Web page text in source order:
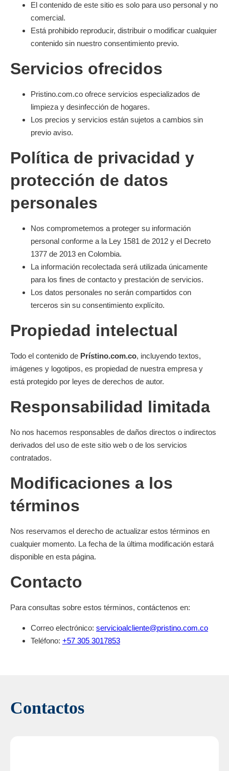
El contenido de este sitio es solo para uso personal y no
comercial.
Está prohibido reproducir, distribuir o modificar cualquier
contenido sin nuestro consentimiento previo.
Servicios ofrecidos
Pristino.com.co ofrece servicios especializados de
limpieza y desinfección de hogares.
Los precios y servicios están sujetos a cambios sin
previo aviso.
Política de privacidad y
protección de datos
personales
Nos comprometemos a proteger su información
personal conforme a la Ley 1581 de 2012 y el Decreto
1377 de 2013 en Colombia.
La información recolectada será utilizada únicamente
para los fines de contacto y prestación de servicios.
Los datos personales no serán compartidos con
terceros sin su consentimiento explícito.
Propiedad intelectual
Todo el contenido de Prístino.com.co, incluyendo textos,
imágenes y logotipos, es propiedad de nuestra empresa y
está protegido por leyes de derechos de autor.
Responsabilidad limitada
No nos hacemos responsables de daños directos o indirectos
derivados del uso de este sitio web o de los servicios
contratados.
Modificaciones a los
términos
Nos reservamos el derecho de actualizar estos términos en
cualquier momento. La fecha de la última modificación estará
disponible en esta página.
Contacto
Para consultas sobre estos términos, contáctenos en:
Correo electrónico: servicioalcliente@pristino.com.co
Teléfono: +57 305 3017853
Contactos